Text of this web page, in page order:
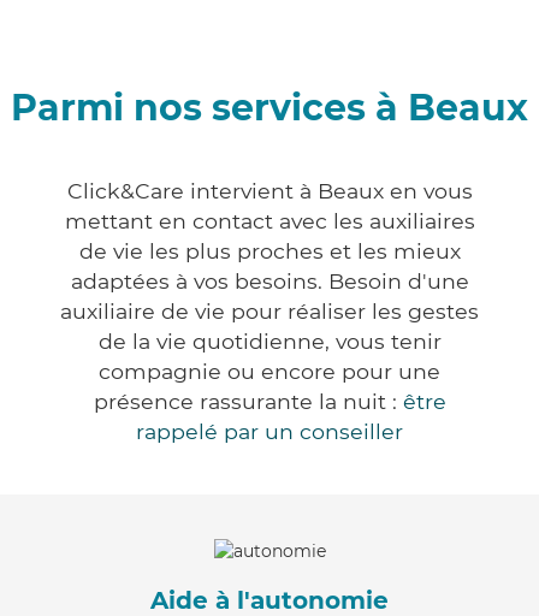
Parmi nos services à Beaux
Click&Care intervient à Beaux en vous
mettant en contact avec les auxiliaires
de vie les plus proches et les mieux
adaptées à vos besoins. Besoin d'une
auxiliaire de vie pour réaliser les gestes
de la vie quotidienne, vous tenir
compagnie ou encore pour une
présence rassurante la nuit : être
rappelé par un conseiller
Aide à l'autonomie